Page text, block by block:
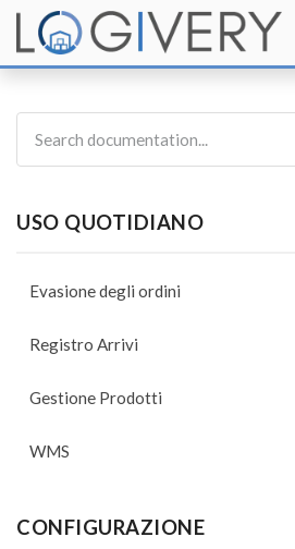
USO QUOTIDIANO
Evasione degli ordini
Registro Arrivi
Gestione Prodotti
WMS
CONFIGURAZIONE